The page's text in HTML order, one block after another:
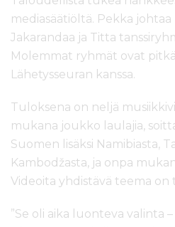
mediasäätiöltä. Pekka
Jakarandaa ja Titta
Molemmat ryhmät ovat
Lähetysseuran kanssa.
Tuloksena on neljä
mukana joukko laulajia,
Suomen lisäksi Namibiasta,
Kambodžasta, ja onpa
Videoita yhdistävä teema on
”Se oli aika luonteva valinta